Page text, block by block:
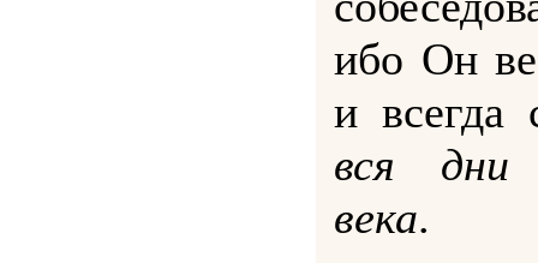
ибо Он
и
вся дни
века.